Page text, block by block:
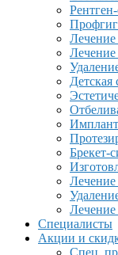
Лечение
Лечение
Детская
Брекет-
Лечение
Лечение
Специалисты
Акции и
Спец.